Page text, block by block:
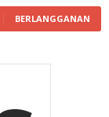
BERLANGGANAN